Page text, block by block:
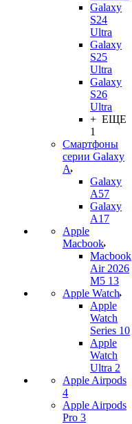
Galaxy
S24
Ultra
Galaxy
S25
Ultra
Galaxy
S26
Ultra
+ ЕЩЕ
1
Смартфоны
серии Galaxy
A
Galaxy
A57
Galaxy
A17
Apple
Macbook
Macbook
Air 2026
M5 13
Apple Watch
Apple
Watch
Series 10
Apple
Watch
Ultra 2
Apple Airpods
4
Apple Airpods
Pro 3